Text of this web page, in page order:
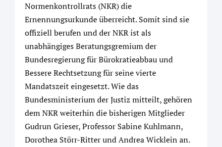
Normenkontrollrats (NKR) die
Ernennungsurkunde überreicht. Somit sind sie
offiziell berufen und der NKR ist als
unabhängiges Beratungsgremium der
Bundesregierung für Bürokratieabbau und
Bessere Rechtsetzung für seine vierte
Mandatszeit eingesetzt. Wie das
Bundesministerium der Justiz mitteilt, gehören
dem NKR weiterhin die bisherigen Mitglieder
Gudrun Grieser, Professor Sabine Kuhlmann,
Dorothea Störr-Ritter und Andrea Wicklein an.